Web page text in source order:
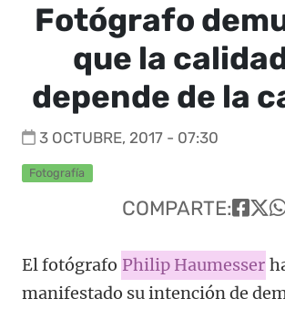
Fotógrafo
que la
depende de la
3 OCTUBRE, 2017 - 07:30
Fotografía
COMPARTE:
El fotógrafo Philip Haumesser
manifestado su intención de